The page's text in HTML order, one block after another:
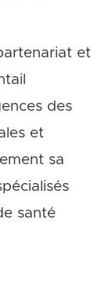
et
des
et
sa
santé